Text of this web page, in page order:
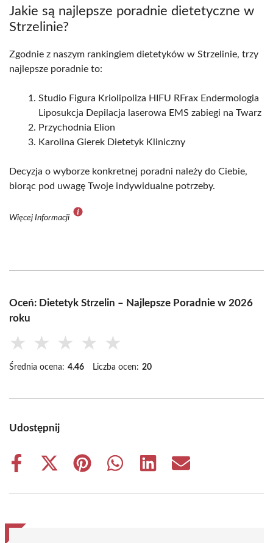
Jakie są najlepsze poradnie dietetyczne w
Strzelinie?
Zgodnie z naszym rankingiem dietetyków w Strzelinie, trzy
najlepsze poradnie to:
Studio Figura Kriolipoliza HIFU RFrax Endermologia
Liposukcja Depilacja laserowa EMS zabiegi na Twarz
Przychodnia Elion
Karolina Gierek Dietetyk Kliniczny
Decyzja o wyborze konkretnej poradni należy do Ciebie,
biorąc pod uwagę Twoje indywidualne potrzeby.
Więcej Informacji
Oceń: Dietetyk Strzelin – Najlepsze Poradnie w 2026
roku
★ ★ ★ ★ ★
Średnia ocena: 4.46 Liczba ocen: 20
Udostępnij
Share
Share
(Twitter)
Share
Share
Share
Share